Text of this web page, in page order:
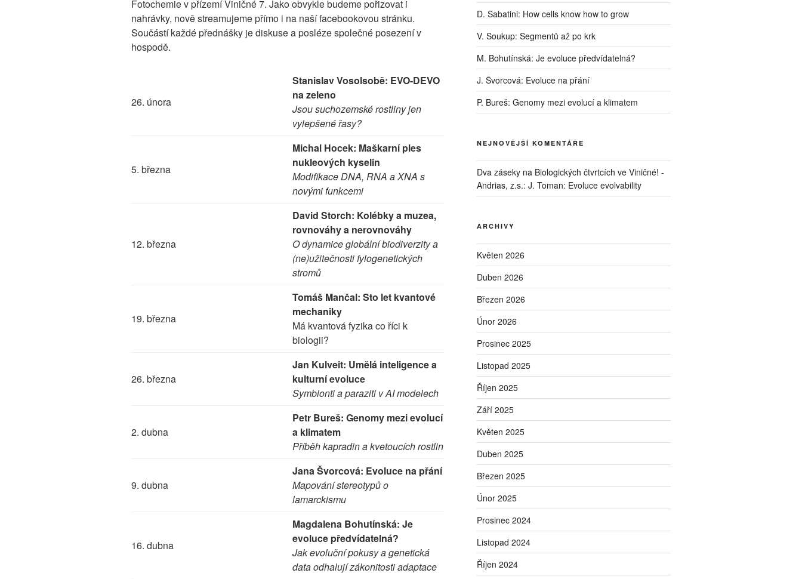
Fotochemie v přízemí Viničné 7. Jako obvykle budeme pořizovat i
nahrávky, nově streamujeme přímo i na naší facebookovou stránku.
Součástí každé přednášky je diskuse a posléze společné posezení v
hospodě.
26. února
Stanislav Vosolsobě: EVO-DEVO
na zeleno
Jsou suchozemské rostliny jen
vylepšené řasy?
5. března
Michal Hocek: Maškarní ples
nukleových kyselin
Modifikace DNA, RNA a XNA s
novými funkcemi
12. března
David Storch: Kolébky a muzea,
rovnováhy a nerovnováhy
O dynamice globální biodiverzity a
(ne)užitečnosti fylogenetických
stromů
19. března
Tomáš Mančal: Sto let kvantové
mechaniky
Má kvantová fyzika co říci k
biologii?
26. března
Jan Kulveit: Umělá inteligence a
kulturní evoluce
Symbionti a paraziti v AI modelech
2. dubna
Petr Bureš: Genomy mezi evolucí
a klimatem
Příběh kapradin a kvetoucích rostlin
9. dubna
Jana Švorcová: Evoluce na přání
Mapování stereotypů o
lamarckismu
16. dubna
Magdalena Bohutínská: Je
evoluce předvídatelná?
Jak evoluční pokusy a genetická
data odhalují zákonitosti adaptace
D. Sabatini: How cells know how to grow
V. Soukup: Segmentů až po krk
M. Bohutínská: Je evoluce předvídatelná?
J. Švorcová: Evoluce na přání
P. Bureš: Genomy mezi evolucí a klimatem
NEJNOVĚJŠÍ KOMENTÁŘE
Dva záseky na Biologických čtvrtcích ve Viničné! -
Andrias, z.s.: J. Toman: Evoluce evolvability
ARCHIVY
Květen 2026
Duben 2026
Březen 2026
Únor 2026
Prosinec 2025
Listopad 2025
Říjen 2025
Září 2025
Květen 2025
Duben 2025
Březen 2025
Únor 2025
Prosinec 2024
Listopad 2024
Říjen 2024